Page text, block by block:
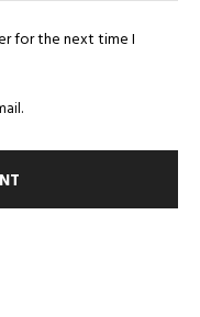
for the next time I